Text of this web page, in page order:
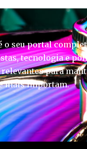
o seu portal
tecnologia e
para
mais importam.